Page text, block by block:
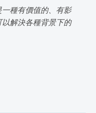
種有價值的、有影
解決各種背景下的